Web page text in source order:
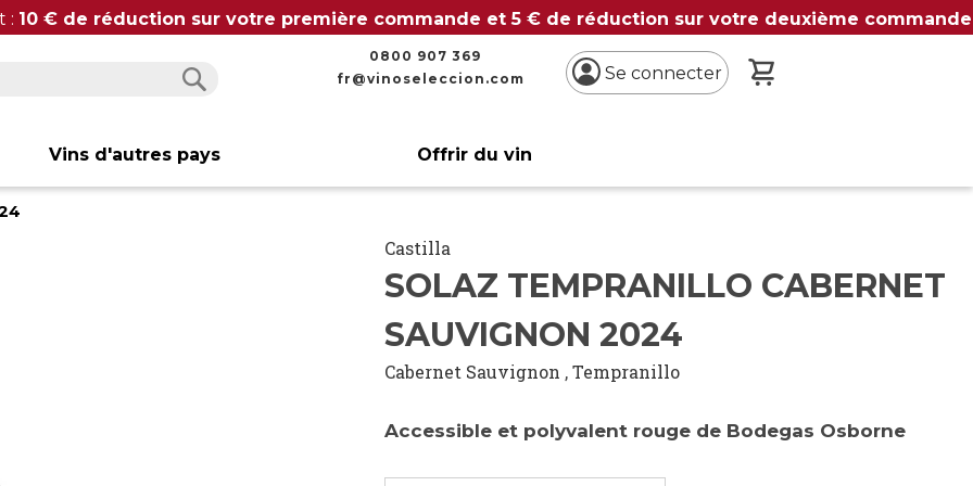
: 10 € de réduction sur votre première commande et 5 € de réduction sur votre deuxième commande
0800 907 369
fr@vinoseleccion.com
Se connecter
Vins d'autres pays Offrir du vin
Castilla
SOLAZ TEMPRANILLO CABERNET
SAUVIGNON 2024
Cabernet Sauvignon ,Tempranillo
Accessible et polyvalent rouge de Bodegas Osborne